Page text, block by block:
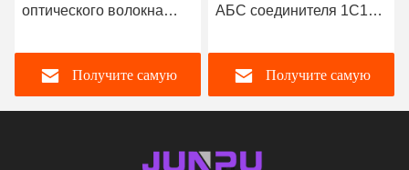
оптического волокна
для Катв с переходником
СК АПКПолучите самую
АБС соединителя 1С16
оптического волокна
Получите самую